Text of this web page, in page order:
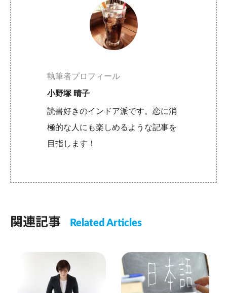
執筆者プロフィール
小野塚 晴子
読書好きのインドア派です。恋に消
極的な人にも楽しめるような記事を
目指します！
関連記事 Related Articles